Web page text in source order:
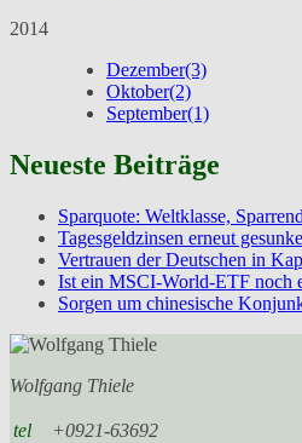
2014
Dezember(3)
Oktober(2)
September(1)
Neueste Beiträge
Sparquote: Weltklasse,
Tagesgeldzinsen erneut
Vertrauen der Deutschen in
Ist ein MSCI-World-ETF noch
Sorgen um chinesische
Wolfgang Thiele
tel
+0921-63692